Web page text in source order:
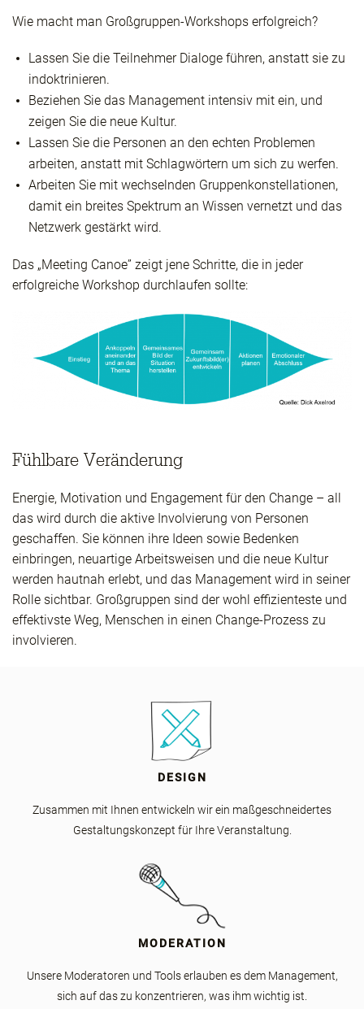
Wie macht man Großgruppen-Workshops erfolgreich?
Lassen Sie die Teilnehmer Dialoge führen, anstatt sie zu
indoktrinieren.
Beziehen Sie das Management intensiv mit ein, und
zeigen Sie die neue Kultur.
Lassen Sie die Personen an den echten Problemen
arbeiten, anstatt mit Schlagwörtern um sich zu werfen.
Arbeiten Sie mit wechselnden Gruppenkonstellationen,
damit ein breites Spektrum an Wissen vernetzt und das
Netzwerk gestärkt wird.
Das „Meeting Canoe” zeigt jene Schritte, die in jeder
erfolgreiche Workshop durchlaufen sollte:
Fühlbare Veränderung
Energie, Motivation und Engagement für den Change – all
das wird durch die aktive Involvierung von Personen
geschaffen. Sie können ihre Ideen sowie Bedenken
einbringen, neuartige Arbeitsweisen und die neue Kultur
werden hautnah erlebt, und das Management wird in seiner
Rolle sichtbar. Großgruppen sind der wohl effizienteste und
effektivste Weg, Menschen in einen Change-Prozess zu
involvieren.
DESIGN
Zusammen mit Ihnen entwickeln wir ein maßgeschneidertes
Gestaltungskonzept für Ihre Veranstaltung.
MODERATION
Unsere Moderatoren und Tools erlauben es dem Management,
sich auf das zu konzentrieren, was ihm wichtig ist.